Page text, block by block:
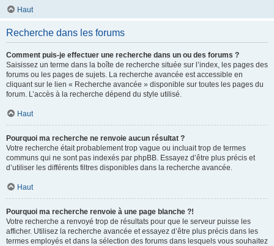
Haut
Recherche dans les forums
Comment puis-je effectuer une recherche dans un ou des forums ?
Saisissez un terme dans la boîte de recherche située sur l’index, les pages des
forums ou les pages de sujets. La recherche avancée est accessible en
cliquant sur le lien « Recherche avancée » disponible sur toutes les pages du
forum. L’accès à la recherche dépend du style utilisé.
Haut
Pourquoi ma recherche ne renvoie aucun résultat ?
Votre recherche était probablement trop vague ou incluait trop de termes
communs qui ne sont pas indexés par phpBB. Essayez d’être plus précis et
d’utiliser les différents filtres disponibles dans la recherche avancée.
Haut
Pourquoi ma recherche renvoie à une page blanche ?!
Votre recherche a renvoyé trop de résultats pour que le serveur puisse les
afficher. Utilisez la recherche avancée et essayez d’être plus précis dans les
termes employés et dans la sélection des forums dans lesquels vous souhaitez